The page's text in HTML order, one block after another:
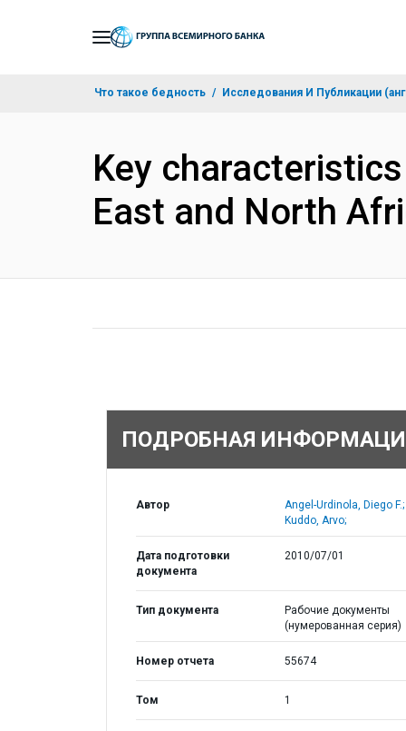
Что такое бедность Исследования И Публикации
Key
East and North
ПОДРОБНАЯ
Автор
Angel-Urdinola, Diego F.;
Kuddo, Arvo;
Дата подготовки
документа
2010/07/01
Тип документа
Рабочие документы
(нумерованная серия)
Номер отчета 55674
Том 1